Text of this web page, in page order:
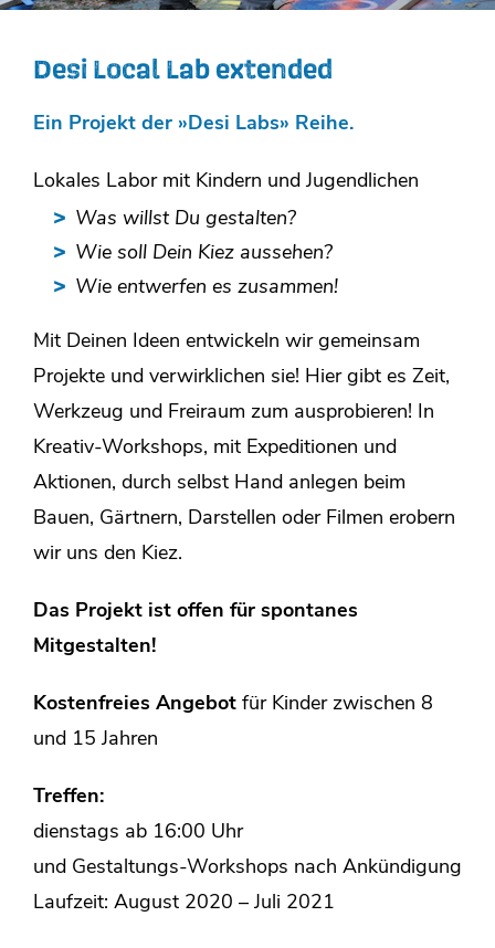
Desi Local Lab extended
Ein Projekt der »Desi Labs» Reihe.
Lokales Labor mit Kindern und Jugendlichen
Was willst Du gestalten?
Wie soll Dein Kiez aussehen?
Wie entwerfen es zusammen!
Mit Deinen Ideen entwickeln wir gemeinsam
Projekte und verwirklichen sie! Hier gibt es Zeit,
Werkzeug und Freiraum zum ausprobieren! In
Kreativ-Workshops, mit Expeditionen und
Aktionen, durch selbst Hand anlegen beim
Bauen, Gärtnern, Darstellen oder Filmen erobern
wir uns den Kiez.
Das Projekt ist offen für spontanes
Mitgestalten!
Kostenfreies Angebot für Kinder zwischen 8
und 15 Jahren
Treffen:
dienstags ab 16:00 Uhr
und Gestaltungs-Workshops nach Ankündigung
Laufzeit: August 2020 – Juli 2021